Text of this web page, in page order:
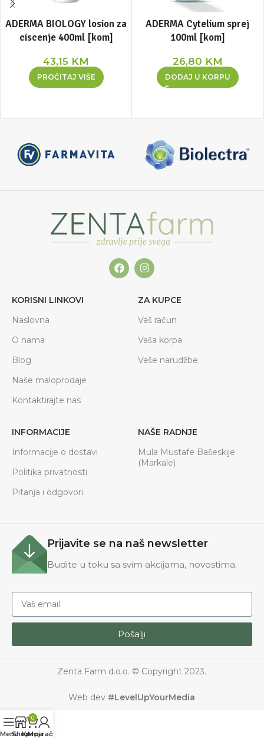
ADERMA BIOLOGY losion za
ciscenje 400ml [kom]
43,15 KM
PROČITAJ VIŠE
ADERMA Cytelium sprej
100ml [kom]
26,80 KM
DODAJ U KORPU
KORISNI LINKOVI
Naslovna
O nama
Blog
Naše maloprodaje
Kontaktirajte nas
ZA KUPCE
Vaš račun
Vaša korpa
Vaše narudžbe
INFORMACIJE
Informacije o dostavi
Politika privatnosti
Pitanja i odgovori
NAŠE RADNJE
Mula Mustafe Bašeskije
(Markale)
Prijavite se na naš newsletter
Budite u toku sa svim akcijama, novostima.
Pošalji
Zenta Farm d.o.o. © Copyright 2023.
Web dev #LevelUpYourMedia
MenuShop
0
Korpa
Moj račun